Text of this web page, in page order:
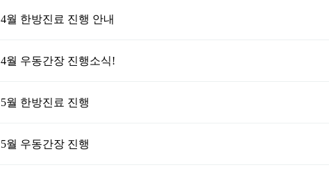
4월 한방진료 진행 안내
4월 우동간장 진행소식!
5월 한방진료 진행
5월 우동간장 진행